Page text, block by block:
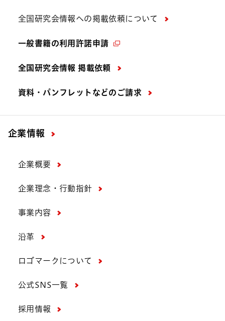
全国研究会情報への掲載依頼について
一般書籍の利用許諾申請
全国研究会情報 掲載依頼
資料・パンフレットなどの ご請求
企業情報
企業概要
企業理念・行動指針
事業内容
沿革
ロゴマークについて
公式SNS一覧
採用情報